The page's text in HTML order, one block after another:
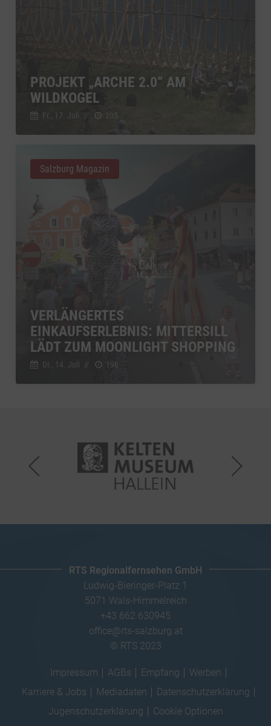
PROJEKT „ARCHE 2.0“ AM
WILDKOGEL
Fr., 17. Juli // 205
VERLÄNGERTES
EINKAUFSERLEBNIS: MITTERSILL
LÄDT ZUM MOONLIGHT SHOPPING
Di., 14. Juli // 196
Salzburg Magazin
RTS Regionalfernsehen GmbH
Ludwig-Bieringer-Platz 1
5071 Wals-Himmelreich
+43 662 630945
office@rts-salzburg.at
© RTS 2023
Impressum AGBs Empfang
Werben
Karriere & Jobs
Mediadaten
Datenschutzerklärung
Jugenschutzerklärung
Cookie Optionen